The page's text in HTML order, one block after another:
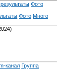
Фото
Фото Много
канал Группа